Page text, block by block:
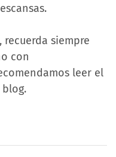
siempre
con
leer el